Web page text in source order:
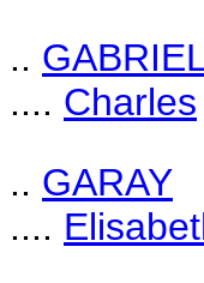
..
.... Charles
.. GARAY
....